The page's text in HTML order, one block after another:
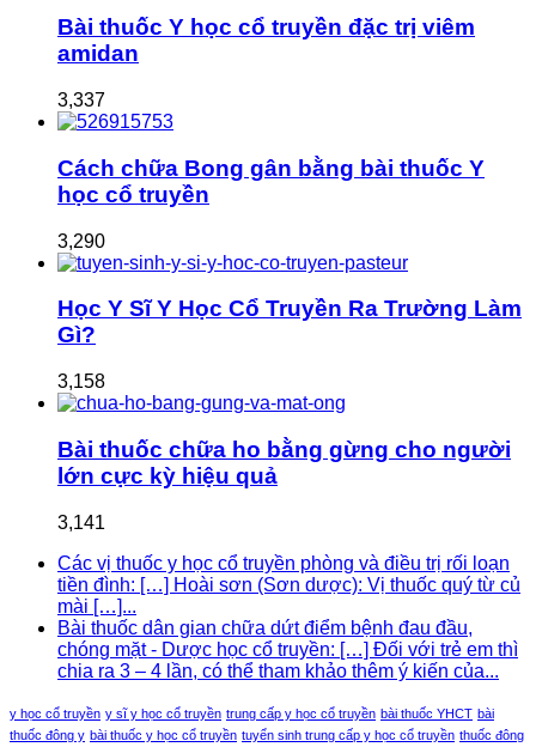
Bài thuốc Y học cổ truyền đặc trị viêm
amidan
3,337
Cách chữa Bong gân bằng bài thuốc Y
học cổ truyền
3,290
Học Y Sĩ Y Học Cổ Truyền Ra Trường Làm
Gì?
3,158
Bài thuốc chữa ho bằng gừng cho người
lớn cực kỳ hiệu quả
3,141
Các vị thuốc y học cổ truyền phòng và điều trị rối loạn
tiền đình: […] Hoài sơn (Sơn dược): Vị thuốc quý từ củ
mài […]...
Bài thuốc dân gian chữa dứt điểm bệnh đau đầu,
chóng mặt - Dược học cổ truyền: […] Đối với trẻ em thì
chia ra 3 – 4 lần, có thể tham khảo thêm ý kiến của...
y học cổ truyền y sĩ y học cổ truyền trung cấp y học cổ truyền bài thuốc YHCT bài
thuốc đông y bài thuốc y học cổ truyền tuyển sinh trung cấp y học cổ truyền thuốc đông